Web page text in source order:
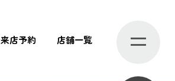
来店予約 店舗一覧